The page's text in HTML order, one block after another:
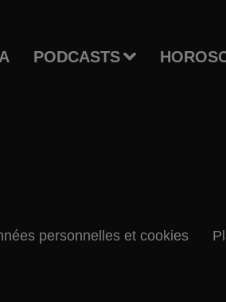
PODCASTS
personnelles et cookies